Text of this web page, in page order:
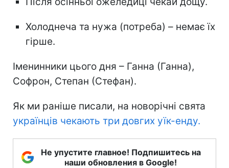
Холоднеча та нужа (потреба) – немає їх
гірше.
Іменинники цього дня – Ганна (Ганна),
Софрон, Степан (Стефан).
Як ми раніше писали, на новорічні свята
українців чекають три довгих уїк-енду.
Не упустите главное! Подпишитесь на
наши обновления в Google!